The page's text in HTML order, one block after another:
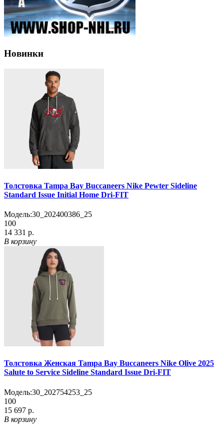
Новинки
Толстовка Tampa Bay Buccaneers Nike Pewter Sideline
Standard Issue Initial Home Dri-FIT
Модель:30_202400386_25
100
14 331 р.
В корзину
Толстовка Женская Tampa Bay Buccaneers Nike Olive 2025
Salute to Service Sideline Standard Issue Dri-FIT
Модель:30_202754253_25
100
15 697 р.
В корзину